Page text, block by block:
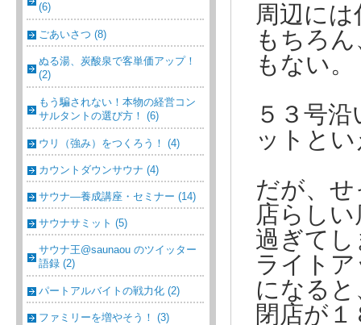
(6)
ごあいさつ (8)
ぬる湯、炭酸泉で客単価アップ！
(2)
もう騙されない！本物の経営コン
サルタントの選び方！ (6)
ウリ（強み）をつくろう！ (4)
カウントダウンサウナ (4)
サウナ―養成講座・セミナー (14)
サウナサミット (5)
サウナ王@saunaou のツイッター
語録 (2)
パートアルバイトの戦力化 (2)
ファミリーを増やそう！ (3)
周辺に
もちろ
もない。
５３号
ットと
だが、
店らし
過ぎて
ライト
になる
閉店が